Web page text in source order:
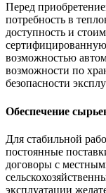
Перед
потребность в
доступность и
возможностью
возможности по
безопасности
Обеспечение
Для стабильной
постоянные
договоры с
эксплуатации